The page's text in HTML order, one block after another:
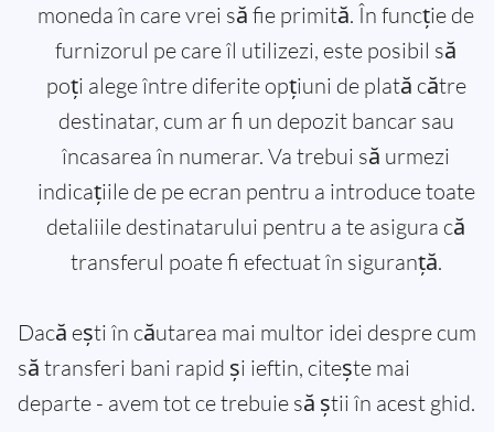
moneda în care vrei să fie primită. În funcție de
furnizorul pe care îl utilizezi, este posibil să
poți alege între diferite opțiuni de plată către
destinatar, cum ar fi un depozit bancar sau
încasarea în numerar. Va trebui să urmezi
indicațiile de pe ecran pentru a introduce toate
detaliile destinatarului pentru a te asigura că
transferul poate fi efectuat în siguranță.
Dacă ești în căutarea mai multor idei despre cum
să transferi bani rapid și ieftin, citește mai
departe - avem tot ce trebuie să știi în acest ghid.